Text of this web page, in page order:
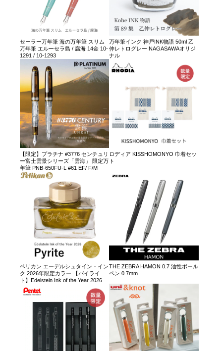
セーラー万年筆 海の万年筆 スリム
万年筆 エルーセラ島 / 腐海 14金 10-
1291 / 10-1293
万年筆インク 神戸INK物語 50ml 乙
仲レトログレー NAGASAWAオリジ
ナル
【限定】プラチナ #3776 センチュリ
ー富士雲景シリーズ「雲海」 限定万
年筆 PNB-650FU-L #61 EF/ F/M
ロディア KISSHOMONYO 巾着セッ
ト
ペリカン エーデルシュタイン・イン
ク 2026年限定カラー 【パイライ
ト】Edelstein Ink of the Year 2026
THE ZEBRA HAMON 0.7 油性ボール
ペン 0.7mm